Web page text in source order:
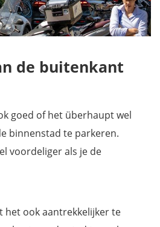
de buitenkant
goed of het überhaupt wel
binnenstad te parkeren.
voordeliger als je de
het ook aantrekkelijker te